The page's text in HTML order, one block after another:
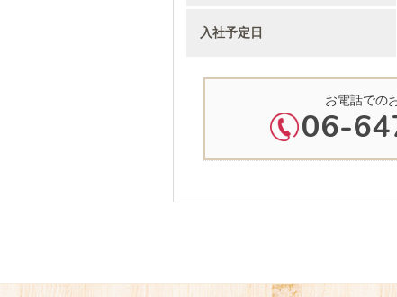
入社予定日
お電話での
06-